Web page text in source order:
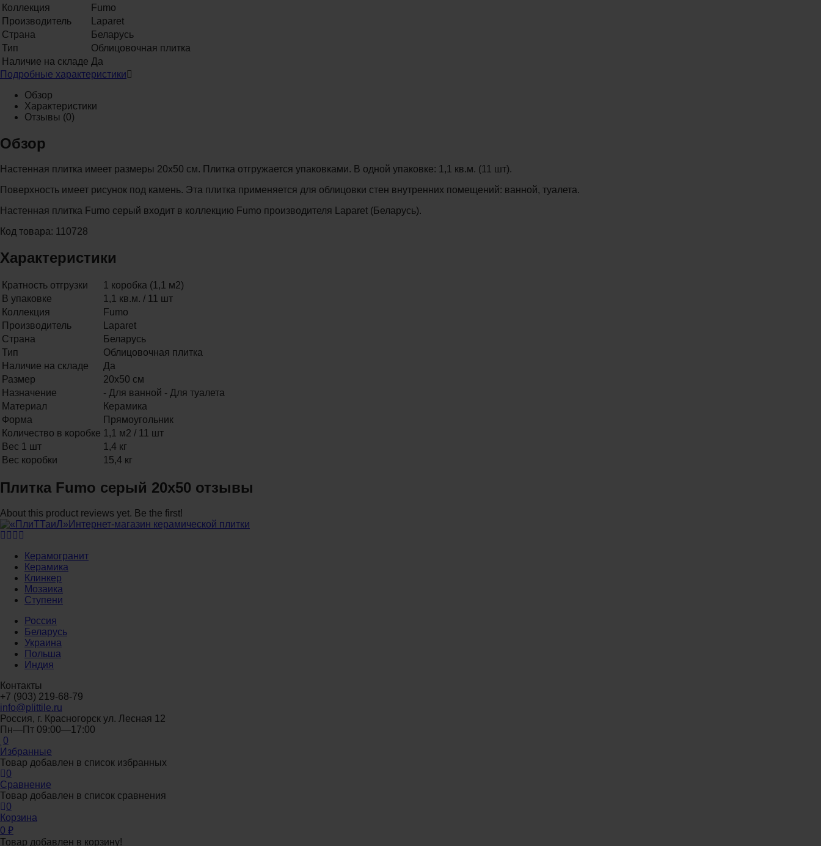
Коллекция
Fumo
Производитель
Laparet
Страна
Беларусь
Тип
Облицовочная плитка
Наличие на складе Да
Подробные характеристики
Обзор
Характеристики
Отзывы (0)
Обзор
Настенная плитка имеет размеры 20x50 см. Плитка отгружается упаковками. В одной упаковке: 1,1 кв.м. (11 шт).
Поверхность имеет рисунок под камень. Эта плитка применяется для облицовки стен внутренних помещений: ванной, туалета.
Настенная плитка Fumo серый входит в коллекцию Fumo производителя Laparet (Беларусь).
Код товара: 110728
Характеристики
Кратность отгрузки
1 коробка (1,1 м2)
В упаковке
1,1 кв.м. / 11 шт
Коллекция
Fumo
Производитель
Laparet
Страна
Беларусь
Тип
Облицовочная плитка
Наличие на складе
Да
Размер
20х50 см
Назначение
- Для ванной - Для туалета
Материал
Керамика
Форма
Прямоугольник
Количество в коробке 1,1 м2 / 11 шт
Вес 1 шт
1,4 кг
Вес коробки
15,4 кг
Плитка Fumo серый 20x50 отзывы
About this product reviews yet. Be the first!
Интернет-магазин керамической плитки
Керамогранит
Керамика
Клинкер
Мозаика
Ступени
Россия
Беларусь
Украина
Польша
Индия
Контакты
+7 (903) 219-68-79
info@plittile.ru
Россия, г. Красногорск ул. Лесная 12
Пн—Пт 09:00—17:00
0
Избранные
Товар добавлен в список избранных
0
Сравнение
Товар добавлен в список сравнения
0
Корзина
0 ₽
Товар добавлен в корзину!